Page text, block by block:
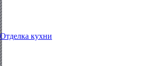
Отделка кухни